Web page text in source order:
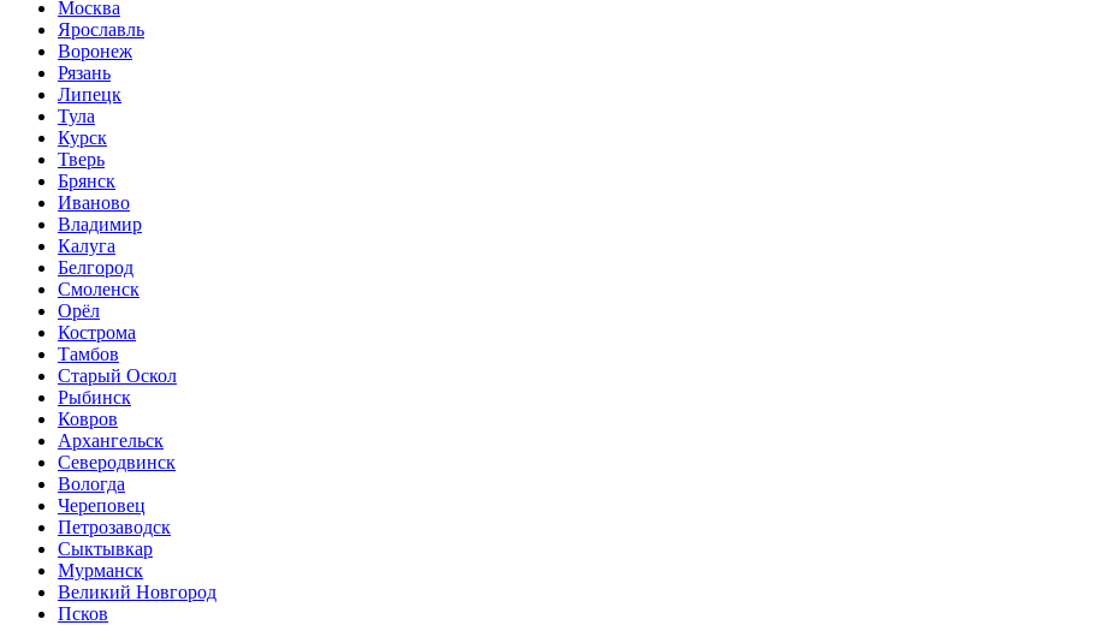
Москва
Ярославль
Воронеж
Рязань
Липецк
Тула
Курск
Тверь
Брянск
Иваново
Владимир
Калуга
Белгород
Смоленск
Орёл
Кострома
Тамбов
Старый Оскол
Рыбинск
Ковров
Архангельск
Северодвинск
Вологда
Череповец
Петрозаводск
Сыктывкар
Мурманск
Великий Новгород
Псков